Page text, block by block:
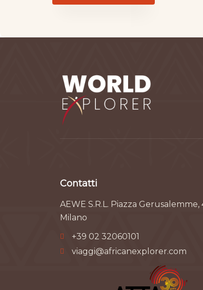
Contatti
AEWE S.R.L. Piazza Gerusalemme,
Milano
+39 02 32060101
viaggi@africanexplorer.com